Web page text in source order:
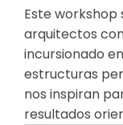
Este workshop
arquitectos
incursionado
estructuras
nos inspiran
resultados